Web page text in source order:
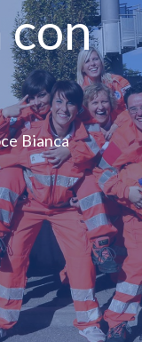
con
Bianca